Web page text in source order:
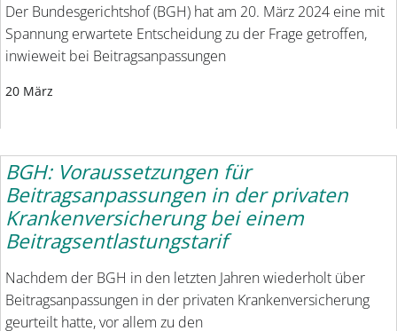
Der Bundesgerichtshof (BGH) hat am 20. März 2024 eine mit
Spannung erwartete Entscheidung zu der Frage getroffen,
inwieweit bei Beitragsanpassungen
20 März
BGH: Voraussetzungen für
Beitragsanpassungen in der privaten
Krankenversicherung bei einem
Beitragsentlastungstarif
Nachdem der BGH in den letzten Jahren wiederholt über
Beitragsanpassungen in der privaten Krankenversicherung
geurteilt hatte, vor allem zu den